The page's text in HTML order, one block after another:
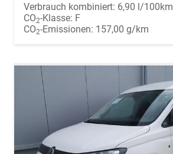
Verbrauch kombiniert: 6,90 l/100km
CO2-Klasse: F
CO2-Emissionen: 157,00 g/km